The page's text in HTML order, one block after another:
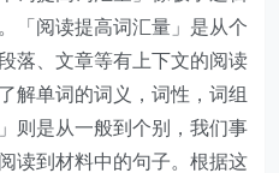
「阅读提高词汇量」是从个
落、文章等有上下文的阅读
解单词的词义，词性，词组
则是从一般到个别，我们事
读到材料中的句子。根据这